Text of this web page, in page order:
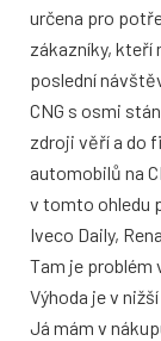
určena pro
zákazníky, kteří
poslední
CNG s osmi
zdroji věří a do
automobilů na
v tomto ohledu
Iveco Daily,
Tam je problém
Výhoda je v
Já mám v